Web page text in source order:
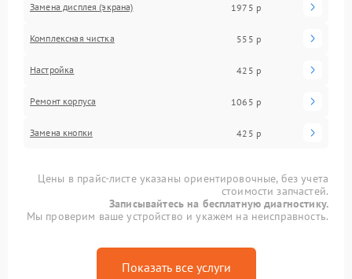
Замена дисплея (экрана) 1975 р
Комплексная чистка 555 р
Настройка 425 р
Ремонт корпуса 1065 р
Замена кнопки 425 р
Цены в прайс-листе указаны ориентировочные, без учета
стоимости запчастей.
Записывайтесь на бесплатную диагностику.
Мы проверим ваше устройство и укажем на неисправность.
Показать все услуги